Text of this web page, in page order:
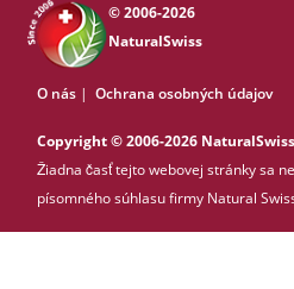
© 2006-2026
NaturalSwiss
O nás | Ochrana osobných údajov
Copyright © 2006-2026 NaturalSwiss
Žiadna časť tejto webovej stránky sa
písomného súhlasu firmy Natural